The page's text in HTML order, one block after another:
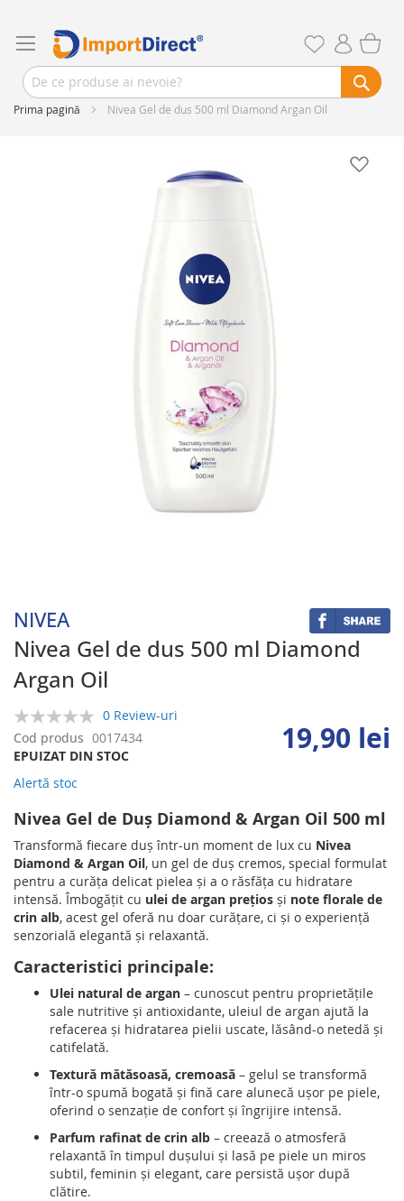
Prima pagină Nivea Gel de dus 500 ml Diamond Argan Oil
NIVEA
Nivea Gel de dus 500 ml Diamond
Argan Oil
0%
0 Review-uri
EPUIZAT DIN STOC
Cod produs 0017434 19,90 lei
Alertă stoc
Nivea Gel de Duș Diamond & Argan Oil 500 ml
Transformă fiecare duș într-un moment de lux cu Nivea
Diamond & Argan Oil, un gel de duș cremos, special formulat
pentru a curăța delicat pielea și a o răsfăța cu hidratare
intensă. Îmbogățit cu ulei de argan prețios și note florale de
crin alb, acest gel oferă nu doar curățare, ci și o experiență
senzorială elegantă și relaxantă.
Caracteristici principale:
Ulei natural de argan – cunoscut pentru proprietățile
sale nutritive și antioxidante, uleiul de argan ajută la
refacerea și hidratarea pielii uscate, lăsând-o netedă și
catifelată.
Textură mătăsoasă, cremoasă – gelul se transformă
într-o spumă bogată și fină care alunecă ușor pe piele,
oferind o senzație de confort și îngrijire intensă.
Parfum rafinat de crin alb – creează o atmosferă
relaxantă în timpul dușului și lasă pe piele un miros
subtil, feminin și elegant, care persistă ușor după
clătire.
the
images
gallery